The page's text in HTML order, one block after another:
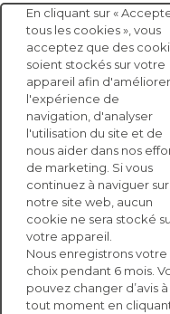
CONTACTEZ-NOUS
Nous avons des bureaux
Uni, à Hong Kong, à l'île
Allemagne, au Japon, en
CONTACTEZ-NOUS
SOLUTIONS
ENTERPRISE
En cliquant sur «
tous les cookies », vous
acceptez que des
soient stockés sur votre
appareil afin d'améliorer
l'expérience de
navigation, d'analyser
l'utilisation du site et de
nous aider dans nos
de marketing. Si vous
continuez à naviguer sur
notre site web, aucun
cookie ne sera stocké
votre appareil.
Nous enregistrons votre
choix pendant 6 mois.
pouvez changer d’avis à
tout moment en